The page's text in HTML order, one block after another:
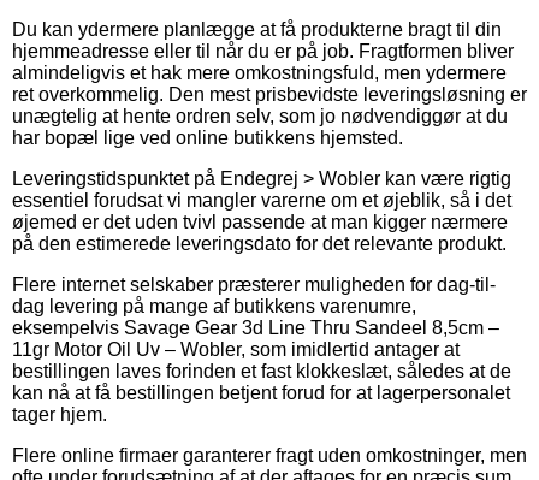
Du kan ydermere planlægge at få produkterne bragt til din
hjemmeadresse eller til når du er på job. Fragtformen bliver
almindeligvis et hak mere omkostningsfuld, men ydermere
ret overkommelig. Den mest prisbevidste leveringsløsning er
unægtelig at hente ordren selv, som jo nødvendiggør at du
har bopæl lige ved online butikkens hjemsted.
Leveringstidspunktet på Endegrej > Wobler kan være rigtig
essentiel forudsat vi mangler varerne om et øjeblik, så i det
øjemed er det uden tvivl passende at man kigger nærmere
på den estimerede leveringsdato for det relevante produkt.
Flere internet selskaber præsterer muligheden for dag-til-
dag levering på mange af butikkens varenumre,
eksempelvis Savage Gear 3d Line Thru Sandeel 8,5cm –
11gr Motor Oil Uv – Wobler, som imidlertid antager at
bestillingen laves forinden et fast klokkeslæt, således at de
kan nå at få bestillingen betjent forud for at lagerpersonalet
tager hjem.
Flere online firmaer garanterer fragt uden omkostninger, men